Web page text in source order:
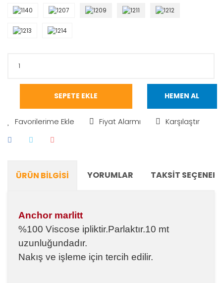
SEPETE EKLE HEMEN AL
Fiyat Alarmı Karşılaştır
ÜRÜN BILGISI YORUMLAR TAKSIT
Anchor marlitt
%100 Viscose ipliktir.Parlaktır.10 mt
uzunluğundadır.
Nakış ve işleme için tercih edilir.